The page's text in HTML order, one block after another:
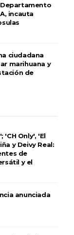
Departamento
incauta
ciudadana
marihuana y
de
'CH Only', 'El
y Deivy Real:
de
y el
anunciada